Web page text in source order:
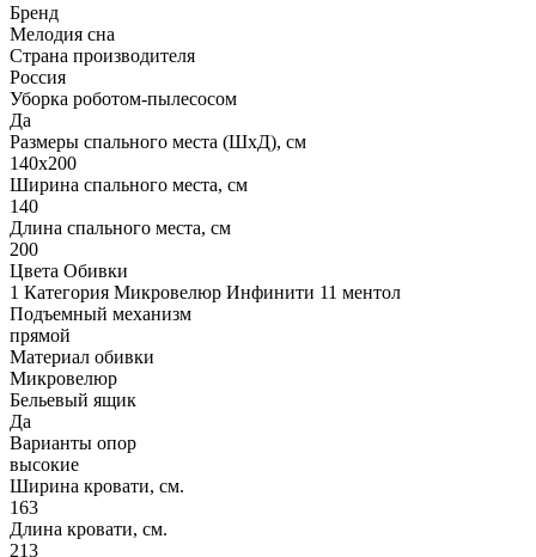
Бренд
Мелодия сна
Страна производителя
Россия
Уборка роботом-пылесосом
Да
Размеры спального места (ШхД), см
140х200
Ширина спального места, см
140
Длина спального места, см
200
Цвета Обивки
1 Категория Микровелюр Инфинити 11 ментол
Подъемный механизм
прямой
Материал обивки
Микровелюр
Бельевый ящик
Да
Варианты опор
высокие
Ширина кровати, см.
163
Длина кровати, см.
213